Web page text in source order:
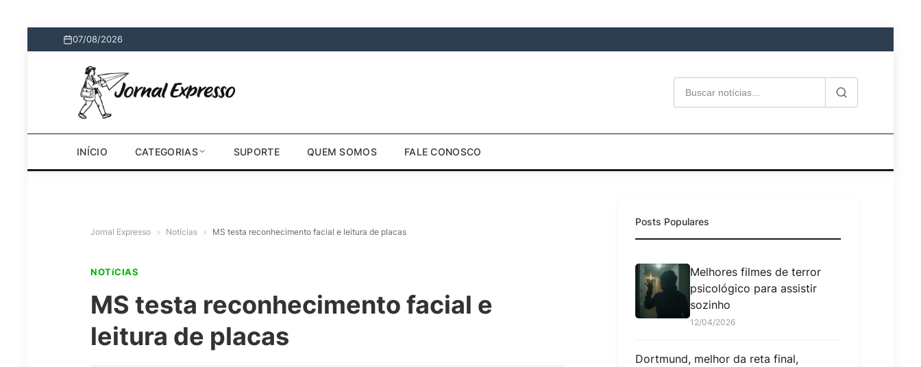
07/08/2026
INÍCIO CATEGORIAS SUPORTE QUEM SOMOS FALE CONOSCO
Jornal Expresso » Notícias » MS testa reconhecimento facial e leitura de placas
NOTíCIAS
MS testa reconhecimento facial e
leitura de placas
Posts Populares
Melhores filmes de terror
psicológico para assistir
sozinho
12/04/2026
Dortmund, melhor da reta final,